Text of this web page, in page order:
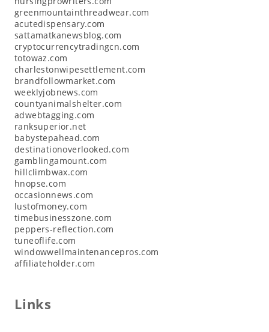
greenmountainthreadwear.com
acutedispensary.com
sattamatkanewsblog.com
cryptocurrencytradingcn.com
totowaz.com
charlestonwipesettlement.com
brandfollowmarket.com
weeklyjobnews.com
countyanimalshelter.com
adwebtagging.com
ranksuperior.net
babystepahead.com
destinationoverlooked.com
gamblingamount.com
hillclimbwax.com
hnopse.com
occasionnews.com
lustofmoney.com
timebusinesszone.com
peppers-reflection.com
tuneoflife.com
windowwellmaintenancepros.com
affiliateholder.com
Links